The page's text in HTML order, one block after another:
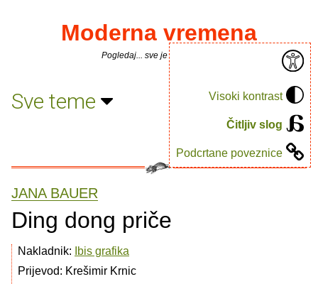
Visoki kontrast
Čitljiv slog
Podcrtane poveznice
Moderna vremena
Pogledaj... sve je puno knjiga.
Sve teme
JANA BAUER
Ding dong priče
Nakladnik:
Ibis grafika
Prijevod: Krešimir Krnic